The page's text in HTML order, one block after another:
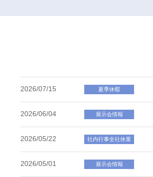
2026/07/15 夏季休暇
2026/06/04 展示会情報
2026/05/22 社内行事全社休業
2026/05/01 展示会情報